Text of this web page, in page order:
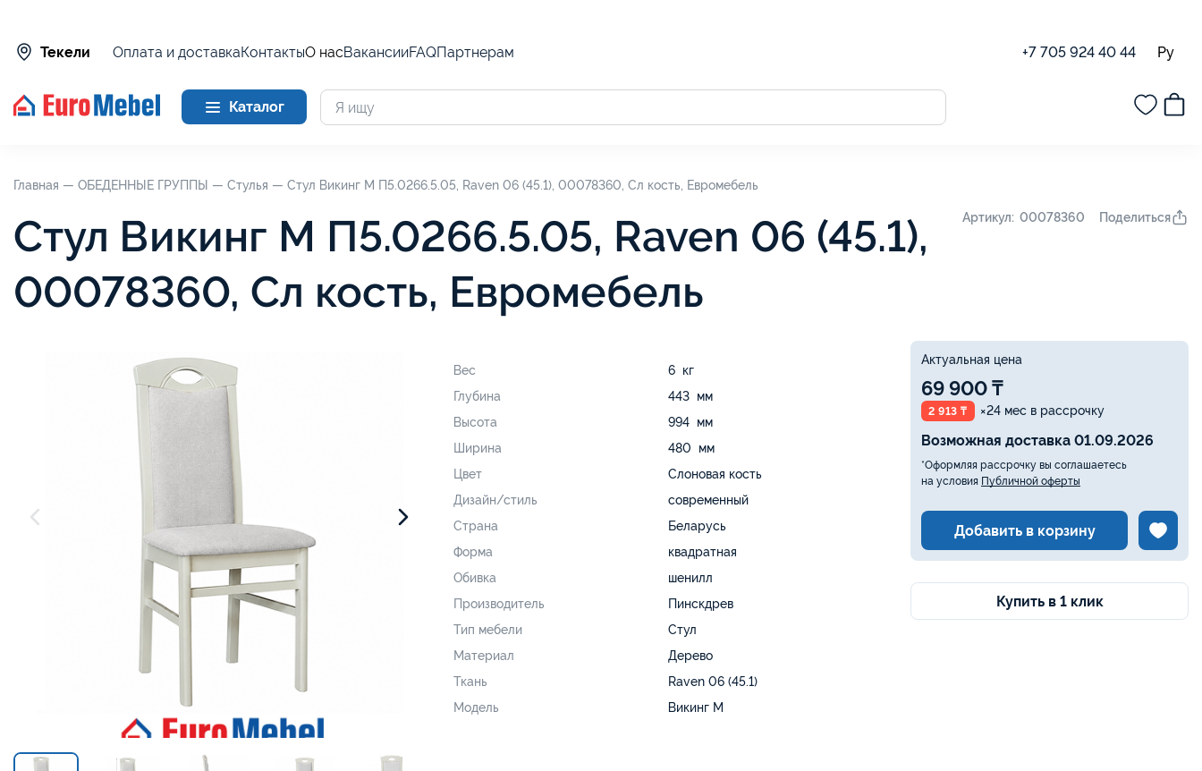
Текели Оплата и доставкаКонтактыО насВакансииFAQПартнерам +7 705 924 40 44 Ру
Каталог
Главная — ОБЕДЕННЫЕ ГРУППЫ — Стулья — Стул Викинг М П5.0266.5.05, Raven 06 (45.1), 00078360, Сл кость, Евромебель
Стул Викинг М П5.0266.5.05, Raven 06 (45.1),
00078360, Сл кость, Евромебель
Артикул: 00078360 Поделиться
Вес
6 кг
Глубина
443 мм
Высота
994 мм
Ширина
480 мм
Цвет
Слоновая кость
Дизайн/стиль
современный
Страна
Беларусь
Форма
квадратная
Обивка
шенилл
Производитель
Пинскдрев
Тип мебели
Стул
Материал
Дерево
Ткань
Raven 06 (45.1)
Модель
Викинг М
Актуальная цена
69 900 ₸
2 913 ₸ ×24 мес в рассрочку
Возможная доставка 01.09.2026
*Оформляя рассрочку вы соглашаетесь
на условия Публичной оферты
Добавить в корзину
Купить в 1 клик